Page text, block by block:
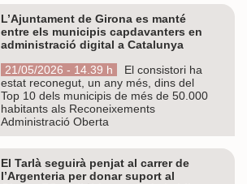
L’Ajuntament de Girona es manté
entre els municipis capdavanters en
administració digital a Catalunya
21/05/2026 - 14.39 h
El consistori ha
estat reconegut, un any més, dins del
Top 10 dels municipis de més de 50.000
habitants als Reconeixements
Administració Oberta
El Tarlà seguirà penjat al carrer de
l’Argenteria per donar suport al